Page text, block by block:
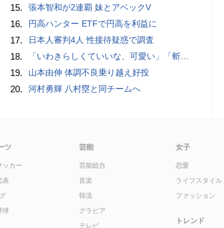
15. 張本智和が2連覇 妹とアベックV
16. 円高ハンター ETFで円高を利益に
17. 日本人審判4人 性接待疑惑で調査
18. 「いわきらしくていいな、可愛い」「斬新」初出場初勝利の東日本国際大昌平、アルプス彩ったフラダンス部の応援に反響 部員は感無量「夢を見ているよう」
19. 山本由伸 体調不良乗り越え好投
20. 河村勇輝 八村塁と同チームへ
ツ
ッカー
表
球
芸能
芸能総合
音楽
韓流
グラビア
テレビ
女子
恋愛
ライフスタイル
ファッション
トレンド